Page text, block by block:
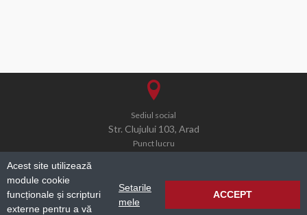
Sediul social
Str. Clujului 103, Arad
Punct lucru
Acest site utilizează
module cookie
funcționale și scripturi
externe pentru a vă
Setarile
mele
ACCEPT